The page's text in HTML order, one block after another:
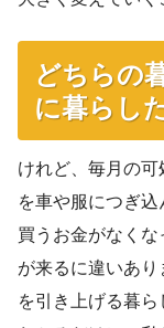
どちらの
に暮らし
けれど、毎月の
を車や服につぎ
買うお金がなく
が来るに違いあ
を引き上げる暮